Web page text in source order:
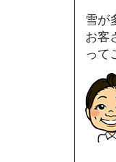
雪が
お客
って